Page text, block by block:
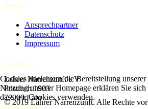
Kontakt
Ansprechpartner
Datenschutz
Impressum
Anschrift
Lahrer Narrenzunft e.V
Postfach 1903
77909 Lahr
© 2019 Lahrer Narrenzunft. Alle Rechte
Cookies erleichtern die Bereitstellung
Nutzung unserer Homepage erklären Sie
dass wir Cookies verwenden.
Akzeptieren